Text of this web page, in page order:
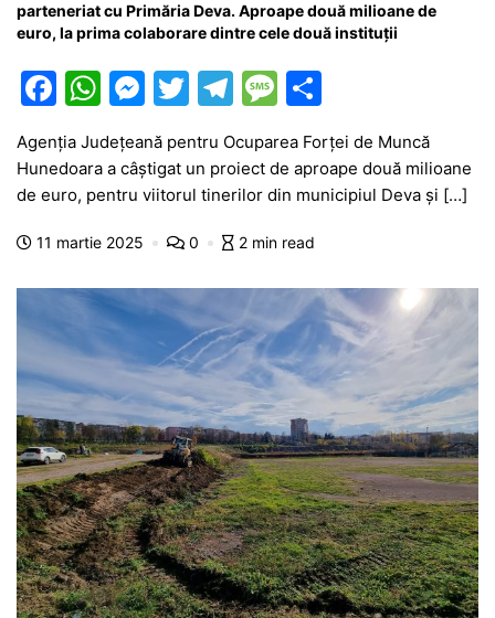
parteneriat cu Primăria Deva. Aproape două milioane de
euro, la prima colaborare dintre cele două instituții
F
a
c
e
b
o
o
k
W
at
s
A
p
M
s
s
e
g
er
T
itt
er
T
e
gr
a
m
M
s
s
a
g
e
ar
ta
je
ă
Agenția Județeană pentru Ocuparea Forței de Muncă
Hunedoara a câștigat un proiect de aproape două milioane
de euro, pentru viitorul tinerilor din municipiul Deva și […]
11 martie 2025 0 2 min read